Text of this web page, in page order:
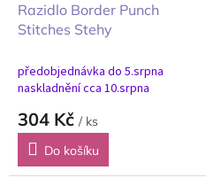
Razidlo Border Punch
Stitches Stehy
předobjednávka do 5.srpna
naskladnění cca 10.srpna
304 Kč / ks
Do košíku